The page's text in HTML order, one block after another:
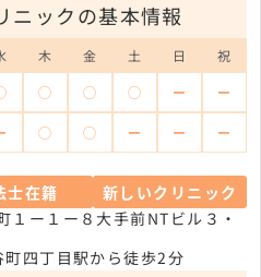
ニックの基本情報
木 金 土 日 祝
◯ ◯ ◯ ー ー
◯ ◯ ー ー ー
士在籍
新しいクリニック
１ー１ー８大手前NTビル３・
四丁目駅から徒歩2分